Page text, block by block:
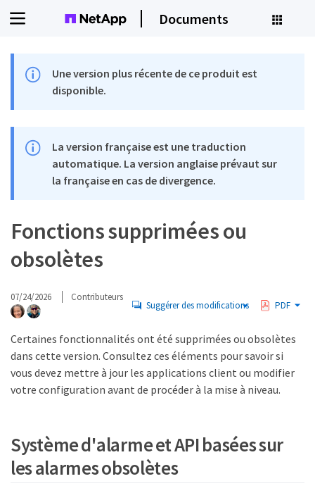
Documents
Une version plus récente de ce produit est
disponible.
La version française est une traduction
automatique. La version anglaise prévaut sur
la française en cas de divergence.
Fonctions supprimées ou
obsolètes
07/24/2026 Contributeurs
Suggérer des modifications PDF
Certaines fonctionnalités ont été supprimées ou obsolètes
dans cette version. Consultez ces éléments pour savoir si
vous devez mettre à jour les applications client ou modifier
votre configuration avant de procéder à la mise à niveau.
Système d'alarme et API basées sur
les alarmes obsolètes